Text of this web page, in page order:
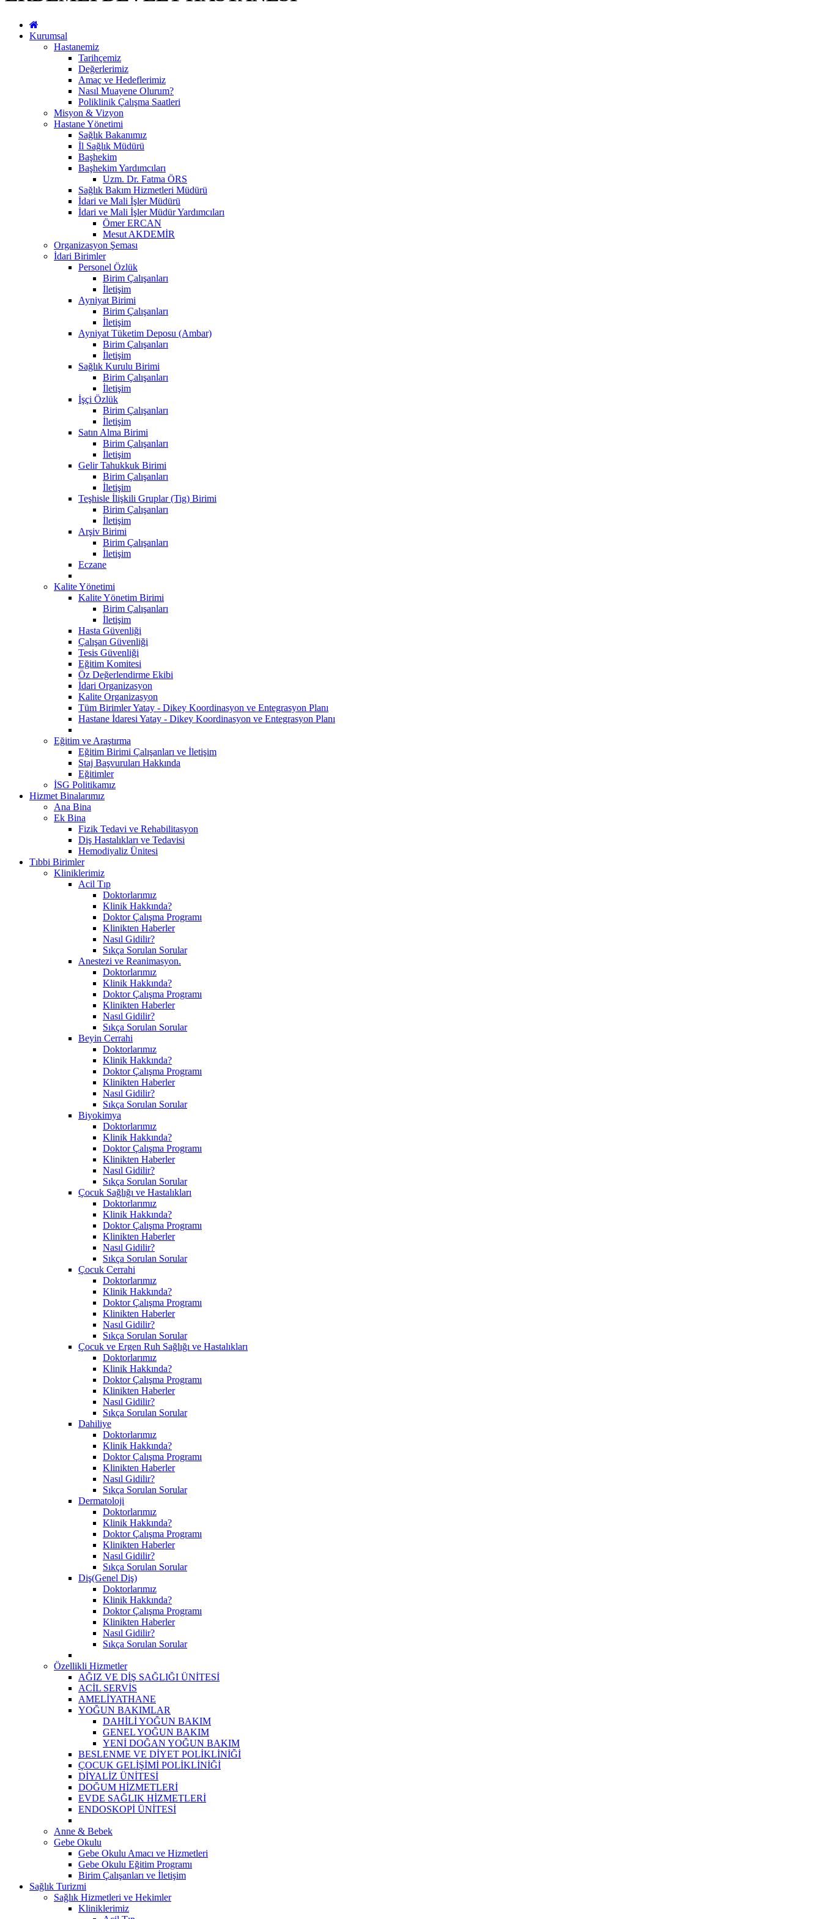
Kurumsal
Hastanemiz
Tarihçemiz
Değerlerimiz
Amaç ve Hedeflerimiz
Nasıl Muayene Olurum?
Poliklinik Çalışma Saatleri
Misyon & Vizyon
Hastane Yönetimi
Sağlık Bakanımız
İl Sağlık Müdürü
Başhekim
Başhekim Yardımcıları
Uzm. Dr. Fatma ÖRS
Sağlık Bakım Hizmetleri Müdürü
İdari ve Mali İşler Müdürü
İdari ve Mali İşler Müdür Yardımcıları
Ömer ERCAN
Mesut AKDEMİR
Organizasyon Şeması
İdari Birimler
Personel Özlük
Birim Çalışanları
İletişim
Ayniyat Birimi
Birim Çalışanları
İletişim
Ayniyat Tüketim Deposu (Ambar)
Birim Çalışanları
İletişim
Sağlık Kurulu Birimi
Birim Çalışanları
İletişim
İşçi Özlük
Birim Çalışanları
İletişim
Satın Alma Birimi
Birim Çalışanları
İletişim
Gelir Tahukkuk Birimi
Birim Çalışanları
İletişim
Teşhisle İlişkili Gruplar (Tig) Birimi
Birim Çalışanları
İletişim
Arşiv Birimi
Birim Çalışanları
İletişim
Eczane
Kalite Yönetimi
Kalite Yönetim Birimi
Birim Çalışanları
İletişim
Hasta Güvenliği
Çalışan Güvenliği
Tesis Güvenliği
Eğitim Komitesi
Öz Değerlendirme Ekibi
İdari Organizasyon
Kalite Organizasyon
Tüm Birimler Yatay - Dikey Koordinasyon ve Entegrasyon Planı
Hastane İdaresi Yatay - Dikey Koordinasyon ve Entegrasyon Planı
Eğitim ve Araştırma
Eğitim Birimi Çalışanları ve İletişim
Staj Başvuruları Hakkında
Eğitimler
İSG Politikamız
Hizmet Binalarımız
Ana Bina
Ek Bina
Fizik Tedavi ve Rehabilitasyon
Diş Hastalıkları ve Tedavisi
Hemodiyaliz Ünitesi
Tıbbi Birimler
Kliniklerimiz
Acil Tıp
Doktorlarımız
Klinik Hakkında?
Doktor Çalışma Programı
Klinikten Haberler
Nasıl Gidilir?
Sıkça Sorulan Sorular
Anestezi ve Reanimasyon.
Doktorlarımız
Klinik Hakkında?
Doktor Çalışma Programı
Klinikten Haberler
Nasıl Gidilir?
Sıkça Sorulan Sorular
Beyin Cerrahi
Doktorlarımız
Klinik Hakkında?
Doktor Çalışma Programı
Klinikten Haberler
Nasıl Gidilir?
Sıkça Sorulan Sorular
Biyokimya
Doktorlarımız
Klinik Hakkında?
Doktor Çalışma Programı
Klinikten Haberler
Nasıl Gidilir?
Sıkça Sorulan Sorular
Çocuk Sağlığı ve Hastalıkları
Doktorlarımız
Klinik Hakkında?
Doktor Çalışma Programı
Klinikten Haberler
Nasıl Gidilir?
Sıkça Sorulan Sorular
Çocuk Cerrahi
Doktorlarımız
Klinik Hakkında?
Doktor Çalışma Programı
Klinikten Haberler
Nasıl Gidilir?
Sıkça Sorulan Sorular
Çocuk ve Ergen Ruh Sağlığı ve Hastalıkları
Doktorlarımız
Klinik Hakkında?
Doktor Çalışma Programı
Klinikten Haberler
Nasıl Gidilir?
Sıkça Sorulan Sorular
Dahiliye
Doktorlarımız
Klinik Hakkında?
Doktor Çalışma Programı
Klinikten Haberler
Nasıl Gidilir?
Sıkça Sorulan Sorular
Dermatoloji
Doktorlarımız
Klinik Hakkında?
Doktor Çalışma Programı
Klinikten Haberler
Nasıl Gidilir?
Sıkça Sorulan Sorular
Diş(Genel Diş)
Doktorlarımız
Klinik Hakkında?
Doktor Çalışma Programı
Klinikten Haberler
Nasıl Gidilir?
Sıkça Sorulan Sorular
Özellikli Hizmetler
AĞIZ VE DİŞ SAĞLIĞI ÜNİTESİ
ACİL SERVİS
AMELİYATHANE
YOĞUN BAKIMLAR
DAHİLİ YOĞUN BAKIM
GENEL YOĞUN BAKIM
YENİ DOĞAN YOĞUN BAKIM
BESLENME VE DİYET POLİKLİNİĞİ
ÇOCUK GELİŞİMİ POLİKLİNİĞİ
DİYALİZ ÜNİTESİ
DOĞUM HİZMETLERİ
EVDE SAĞLIK HİZMETLERİ
ENDOSKOPİ ÜNİTESİ
Anne & Bebek
Gebe Okulu
Gebe Okulu Amacı ve Hizmetleri
Gebe Okulu Eğitim Programı
Birim Çalışanları ve İletişim
Sağlık Turizmi
Sağlık Hizmetleri ve Hekimler
Kliniklerimiz